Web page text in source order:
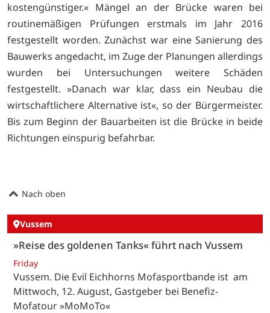
kostengünstiger.« Mängel an der Brücke waren bei
routinemäßigen Prüfungen erstmals im Jahr 2016
festgestellt worden. Zunächst war eine Sanierung des
Bauwerks angedacht, im Zuge der Planungen allerdings
wurden bei Untersuchungen weitere Schäden
festgestellt. »Danach war klar, dass ein Neubau die
wirtschaftlichere Alternative ist«, so der Bürgermeister.
Bis zum Beginn der Bauarbeiten ist die Brücke in beide
Richtungen einspurig befahrbar.
Nach oben
Vussem
»Reise des goldenen Tanks« führt nach Vussem
Friday
Vussem. Die Evil Eichhorns Mofasportbande ist am
Mittwoch, 12. August, Gastgeber bei Benefiz-
Mofatour »MoMoTo«